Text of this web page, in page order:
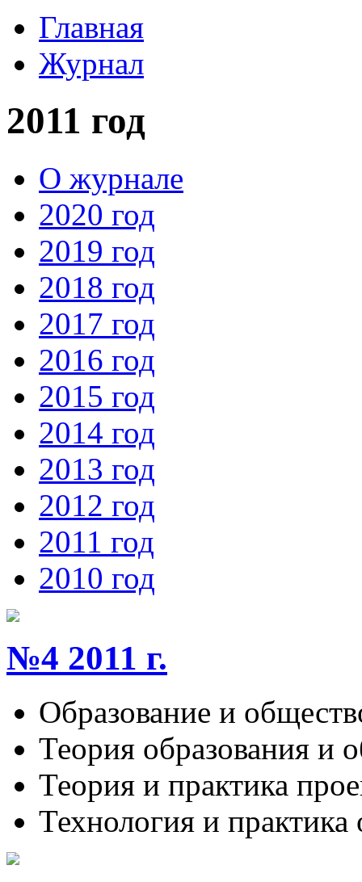
Главная
Журнал
2011 год
О журнале
2020 год
2019 год
2018 год
2017 год
2016 год
2015 год
2014 год
2013 год
2012 год
2011 год
2010 год
№4 2011 г.
Образование и
Теория образования и
Теория и практика
Технология и практика